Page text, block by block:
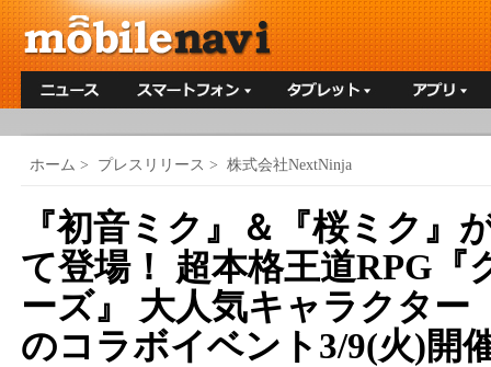
ホーム > プレスリリース > 株式会社NextNinja
『初音ミク』＆『桜ミク』
て登場！ 超本格王道RPG『
ーズ』 大人気キャラクター
のコラボイベント3/9(火)開